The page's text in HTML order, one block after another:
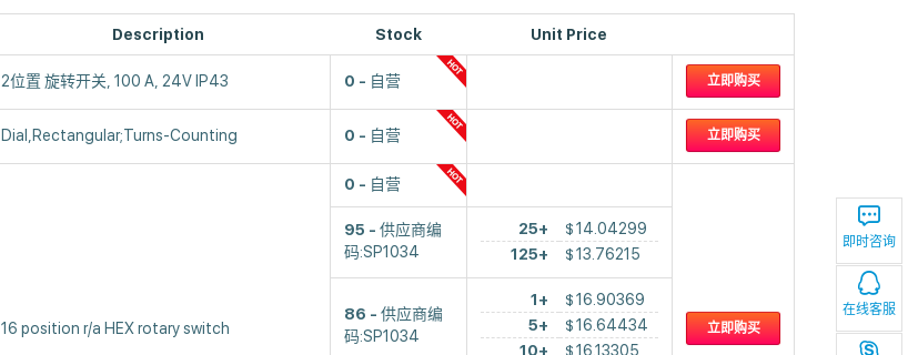
即时咨询
在线客服
Description Stock Unit Price
2位置 旋转开关, 100 A, 24V IP43 0 自营 立即购买
Dial,Rectangular;Turns-Counting 0 自营 立即购买
16 position r/a HEX rotary switch
0 自营
立即购买
95
供应商编
码:SP1034
25+ $14.04299
125+
$13.76215
86
供应商编
码:SP1034
1+ $16.90369
5+
$16.64434
10+
$16.13305